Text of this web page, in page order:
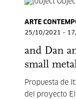
ARTE
25/10/2021 -
and Dan
small
Propuesta de
del proyecto